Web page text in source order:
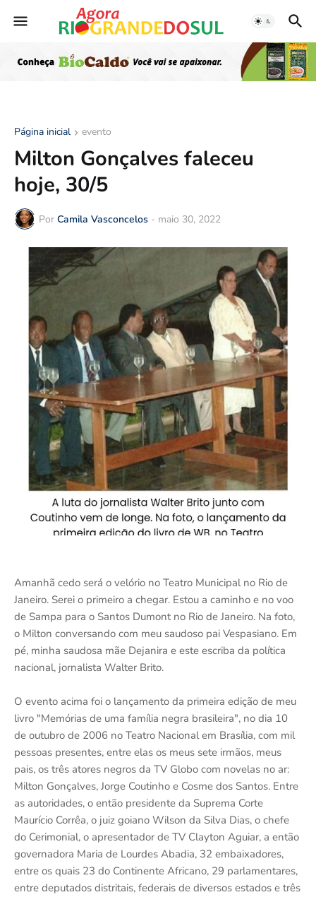
Página inicial evento
Milton Gonçalves faleceu
hoje, 30/5
Por Camila Vasconcelos - maio 30, 2022
Amanhã cedo será o velório no Teatro Municipal no Rio de
Janeiro. Serei o primeiro a chegar. Estou a caminho e no voo
de Sampa para o Santos Dumont no Rio de Janeiro. Na foto,
o Milton conversando com meu saudoso pai Vespasiano. Em
pé, minha saudosa mãe Dejanira e este escriba da política
nacional, jornalista Walter Brito.
O evento acima foi o lançamento da primeira edição de meu
livro "Memórias de uma família negra brasileira", no dia 10
de outubro de 2006 no Teatro Nacional em Brasília, com mil
pessoas presentes, entre elas os meus sete irmãos, meus
pais, os três atores negros da TV Globo com novelas no ar:
Milton Gonçalves, Jorge Coutinho e Cosme dos Santos. Entre
as autoridades, o então presidente da Suprema Corte
Maurício Corrêa, o juiz goiano Wilson da Silva Dias, o chefe
do Cerimonial, o apresentador de TV Clayton Aguiar, a então
governadora Maria de Lourdes Abadia, 32 embaixadores,
entre os quais 23 do Continente Africano, 29 parlamentares,
entre deputados distritais, federais de diversos estados e três